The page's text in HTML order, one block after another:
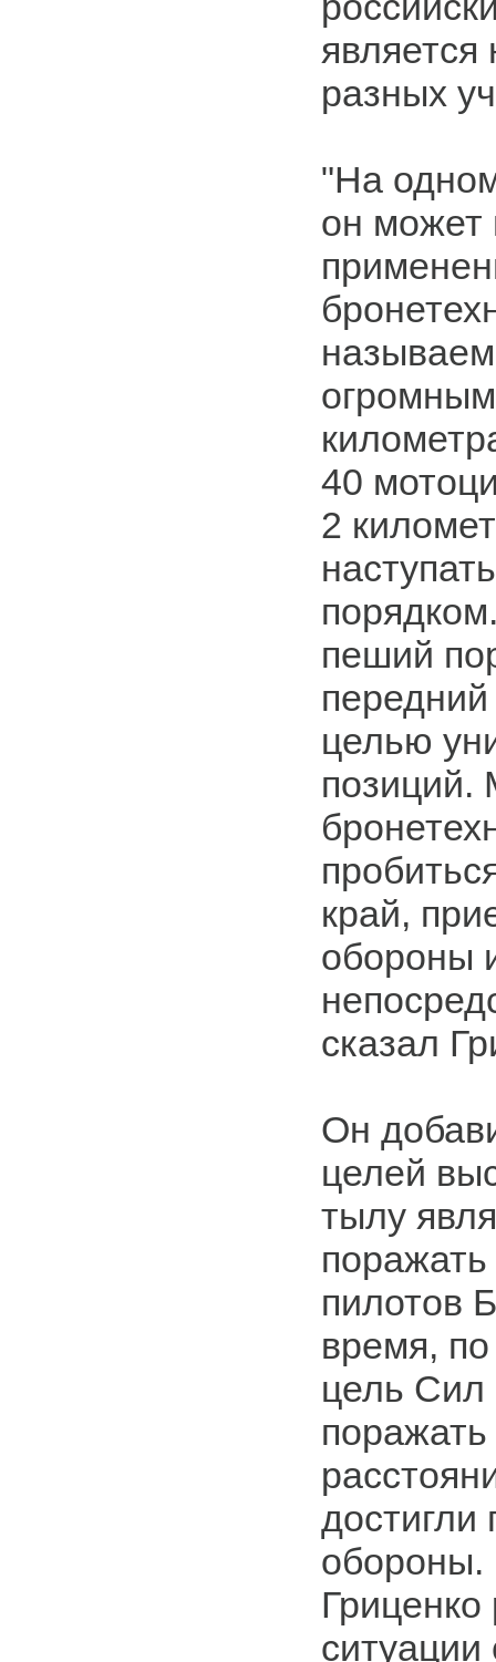
является
разных
"На
он может
40
2
пеший
целью
позиций.
край,
обороны
сказал
Он
целей
тылу
поражать
пилотов
время,
цель
достигли
обороны.
Гриценко
ситуации